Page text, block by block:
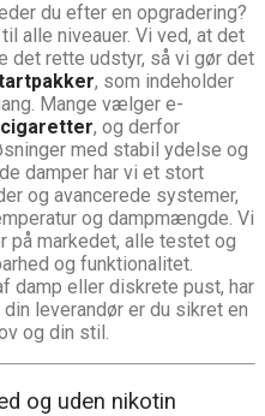
du efter en opgradering?
alle niveauer. Vi ved, at det
det rette udstyr, så vi gør det
, som indeholder
Mange vælger e-
, og derfor
med stabil ydelse og
damper har vi et stort
og avancerede systemer,
og dampmængde. Vi
markedet, alle testet og
og funktionalitet.
damp eller diskrete pust, har
leverandør er du sikret en
og din stil.
og uden nikotin